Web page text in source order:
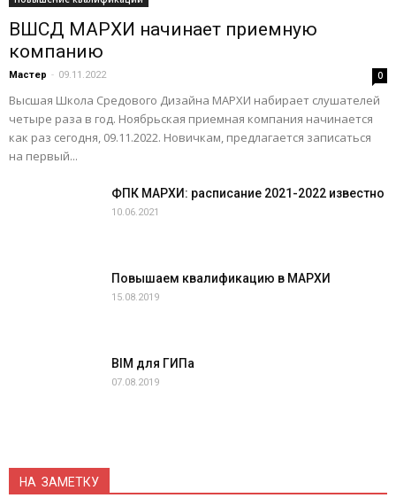
ВШСД МАРХИ начинает приемную
компанию
Мастер - 09.11.2022 0
Высшая Школа Средового Дизайна МАРХИ набирает слушателей
четыре раза в год. Ноябрьская приемная компания начинается
как раз сегодня, 09.11.2022. Новичкам, предлагается записаться
на первый...
ФПК МАРХИ: расписание 2021-2022 известно
10.06.2021
Повышаем квалификацию в МАРХИ
15.08.2019
BIM для ГИПа
07.08.2019
НА ЗАМЕТКУ